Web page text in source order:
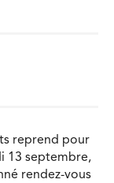
reprend pour
13 septembre,
rendez-vous